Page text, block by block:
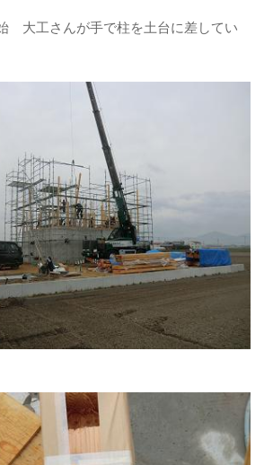
大工さんが手で柱を土台に差してい